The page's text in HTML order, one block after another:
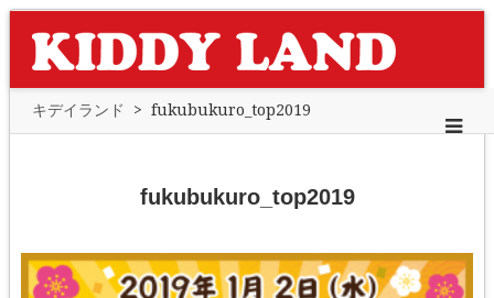
キデイランド > fukubukuro_top2019
fukubukuro_top2019